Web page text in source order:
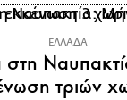
ΕΛΛΑΔΑ
στη
τριών